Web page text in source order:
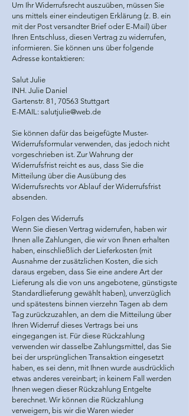
Um Ihr Widerrufsrecht auszuüben, müssen Sie
uns mittels einer eindeutigen Erklärung (z. B. ein
mit der Post versandter Brief oder E-Mail) über
Ihren Entschluss, diesen Vertrag zu widerrufen,
informieren. Sie können uns über folgende
Adresse kontaktieren:
Salut Julie
INH. Julie Daniel
Gartenstr. 81, 70563 Stuttgart
E-MAIL: salutjulie@web.de
Sie können dafür das beigefügte Muster-
Widerrufsformular verwenden, das jedoch nicht
vorgeschrieben ist. Zur Wahrung der
Widerrufsfrist reicht es aus, dass Sie die
Mitteilung über die Ausübung des
Widerrufsrechts vor Ablauf der Widerrufsfrist
absenden.
Folgen des Widerrufs
Wenn Sie diesen Vertrag widerrufen, haben wir
Ihnen alle Zahlungen, die wir von Ihnen erhalten
haben, einschließlich der Lieferkosten (mit
Ausnahme der zusätzlichen Kosten, die sich
daraus ergeben, dass Sie eine andere Art der
Lieferung als die von uns angebotene, günstigste
Standardlieferung gewählt haben), unverzüglich
und spätestens binnen vierzehn Tagen ab dem
Tag zurückzuzahlen, an dem die Mitteilung über
Ihren Widerruf dieses Vertrags bei uns
eingegangen ist. Für diese Rückzahlung
verwenden wir dasselbe Zahlungsmittel, das Sie
bei der ursprünglichen Transaktion eingesetzt
haben, es sei denn, mit Ihnen wurde ausdrücklich
etwas anderes vereinbart; in keinem Fall werden
Ihnen wegen dieser Rückzahlung Entgelte
berechnet. Wir können die Rückzahlung
verweigern, bis wir die Waren wieder